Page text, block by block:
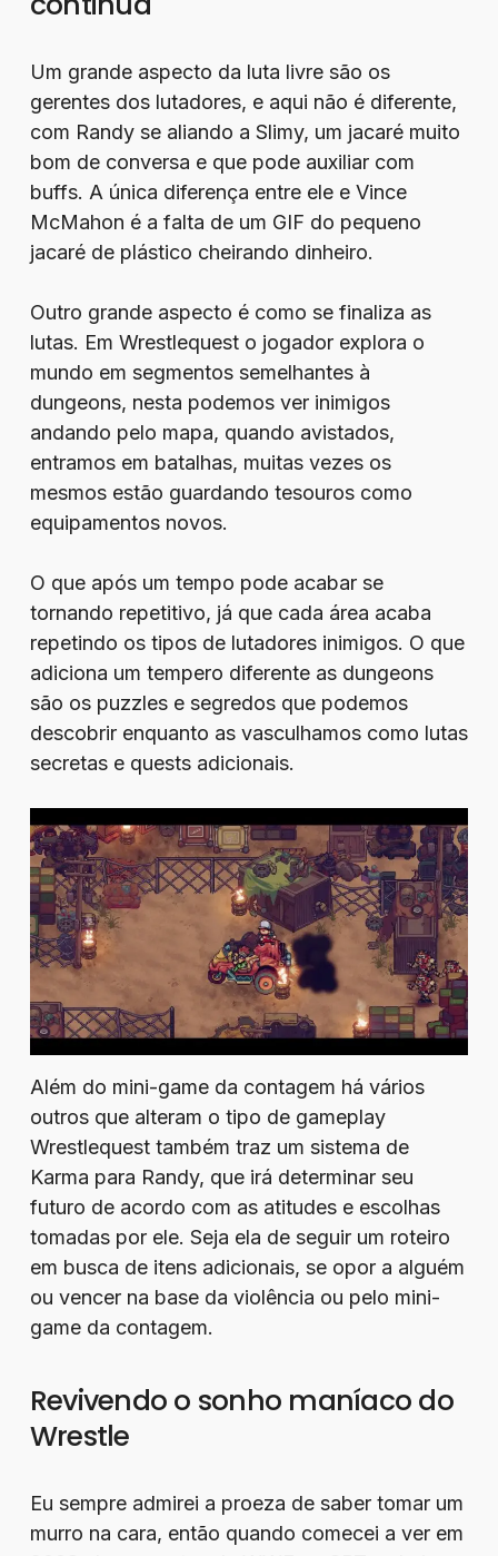
Um grande aspecto da luta livre são os
gerentes dos lutadores, e aqui não é diferente,
com Randy se aliando a Slimy, um jacaré muito
bom de conversa e que pode auxiliar com
buffs. A única diferença entre ele e Vince
McMahon é a falta de um GIF do pequeno
jacaré de plástico cheirando dinheiro.
Outro grande aspecto é como se finaliza as
lutas. Em Wrestlequest o jogador explora o
mundo em segmentos semelhantes à
dungeons, nesta podemos ver inimigos
andando pelo mapa, quando avistados,
entramos em batalhas, muitas vezes os
mesmos estão guardando tesouros como
equipamentos novos.
O que após um tempo pode acabar se
tornando repetitivo, já que cada área acaba
repetindo os tipos de lutadores inimigos. O que
adiciona um tempero diferente as dungeons
são os puzzles e segredos que podemos
descobrir enquanto as vasculhamos como lutas
secretas e quests adicionais.
Além do mini-game da contagem há vários
outros que alteram o tipo de gameplay
Wrestlequest também traz um sistema de
Karma para Randy, que irá determinar seu
futuro de acordo com as atitudes e escolhas
tomadas por ele. Seja ela de seguir um roteiro
em busca de itens adicionais, se opor a alguém
ou vencer na base da violência ou pelo mini-
game da contagem.
Revivendo o sonho maníaco do
Wrestle
Eu sempre admirei a proeza de saber tomar um
murro na cara, então quando comecei a ver em